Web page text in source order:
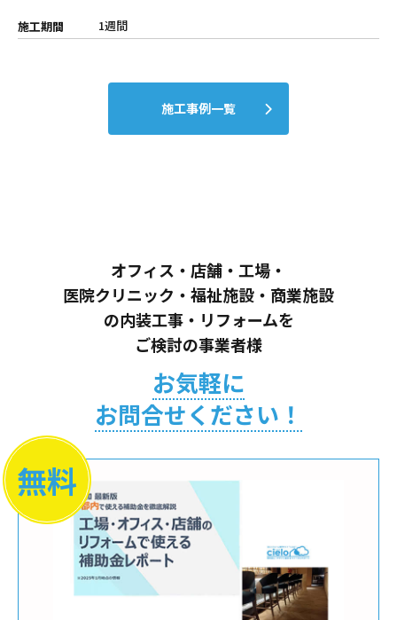
施工期間 1週間
施工事例一覧
オフィス・店舗・工場・
医院クリニック・福祉施設・商業施設
の内装工事・リフォームを
ご検討の事業者様
お気軽に
お問合せください！
無料